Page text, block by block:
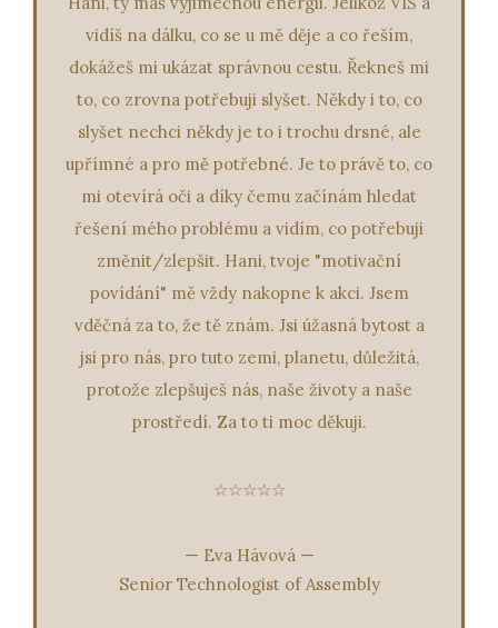
vidíš na dálku, co se u mě děje a co řeším,
dokážeš mi ukázat správnou cestu. Řekneš mi
to, co zrovna potřebuji slyšet. Někdy i to, co
slyšet nechci někdy je to i trochu drsné, ale
upřímné a pro mě potřebné. Je to právě to, co
mi otevírá oči a díky čemu začínám hledat
řešení mého problému a vidím, co potřebuji
změnit/zlepšit. Hani, tvoje "motivační
povídání" mě vždy nakopne k akci. Jsem
vděčná za to, že tě znám. Jsi úžasná bytost a
jsi pro nás, pro tuto zemi, planetu, důležitá,
protože zlepšuješ nás, naše životy a naše
prostředí. Za to ti moc děkuji.
☆☆☆☆☆
— Eva Hávová —
Senior Technologist of Assembly